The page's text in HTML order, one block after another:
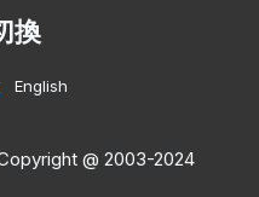
換
English
@ 2003-2024